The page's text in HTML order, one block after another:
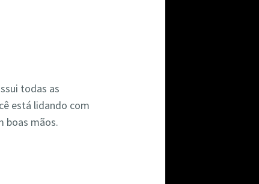
todas as
está lidando com
boas mãos.